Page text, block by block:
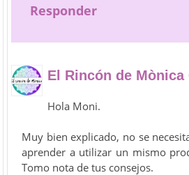
Responder
El Rincón de Mònica
Hola Moni.
Muy bien explicado, no se
aprender a utilizar un mismo
Tomo nota de tus consejos.